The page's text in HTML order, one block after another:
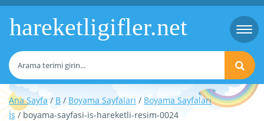
hareketligifler.net
Ana Sayfa/ B / Boyama Sayfaları / Boyama Sayfaları
İş / boyama-sayfasi-is-hareketli-resim-0024